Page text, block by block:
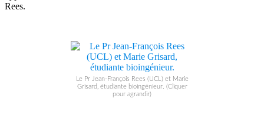
Rees.
Le Pr Jean-François Rees (UCL) et Marie
Grisard, étudiante bioingénieur. (Cliquer
pour agrandir)